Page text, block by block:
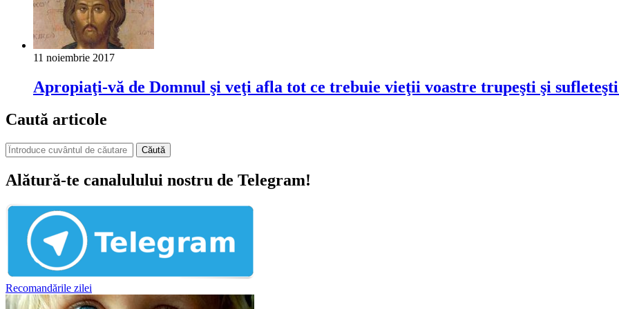
11 noiembrie 2017
Apropiaţi-vă de Domnul şi veţi afla tot ce trebuie vieţii voastre trupeşti şi
Caută articole
Căută
Alătură-te canalulului nostru de Telegram!
Recomandările zilei